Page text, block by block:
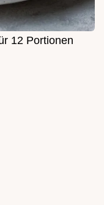
12 Portionen